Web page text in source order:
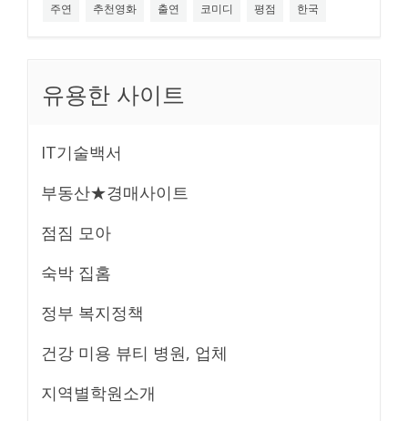
주연
추천영화 출연 코미디 평점 한국
유용한 사이트
IT기술백서
부동산★경매사이트
점짐 모아
숙박 집홈
정부 복지정책
건강 미용 뷰티 병원, 업체
지역별학원소개